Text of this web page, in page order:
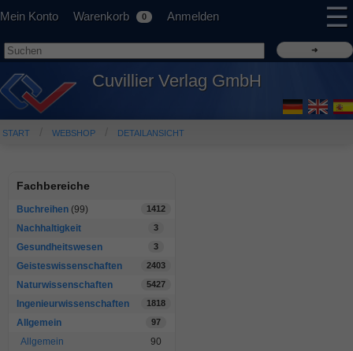
Mein Konto Warenkorb 0 Anmelden ☰
Cuvillier Verlag GmbH
START WEBSHOP DETAILANSICHT
Fachbereiche
Buchreihen (99) 1412
Nachhaltigkeit 3
Gesundheitswesen 3
Geisteswissenschaften 2403
Naturwissenschaften 5427
Ingenieurwissenschaften 1818
Allgemein 97
Allgemein
90